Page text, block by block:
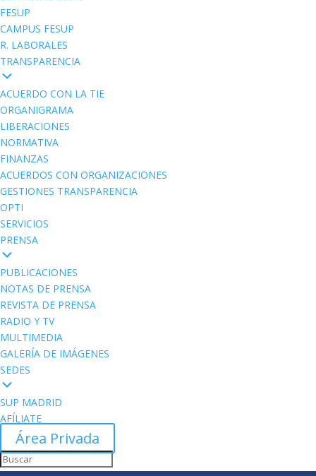
FESUP
CAMPUS FESUP
R. LABORALES
TRANSPARENCIA
ACUERDO CON LA TIE
ORGANIGRAMA
LIBERACIONES
NORMATIVA
FINANZAS
ACUERDOS CON ORGANIZACIONES
GESTIONES TRANSPARENCIA
OPTI
SERVICIOS
PRENSA
PUBLICACIONES
NOTAS DE PRENSA
REVISTA DE PRENSA
RADIO Y TV
MULTIMEDIA
GALERÍA DE IMÁGENES
SEDES
SUP MADRID
AFÍLIATE
Área Privada